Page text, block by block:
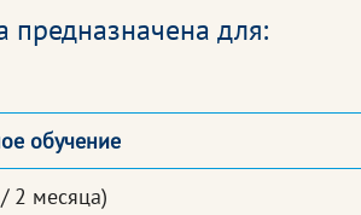
предназначена для:
обучение
2 месяца)